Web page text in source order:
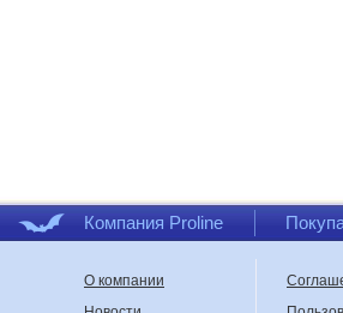
Компания Proline
О компании